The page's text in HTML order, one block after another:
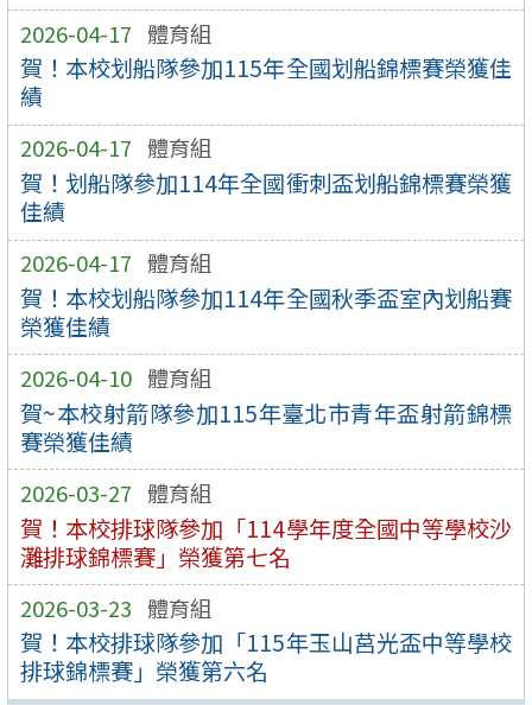
2026-04-17 體育組
賀！本校划船隊參加115年全國划船錦標賽榮獲佳
績
2026-04-17 體育組
賀！划船隊參加114年全國衝刺盃划船錦標賽榮獲
佳績
2026-04-17 體育組
賀！本校划船隊參加114年全國秋季盃室內划船賽
榮獲佳績
2026-04-10 體育組
賀~本校射箭隊參加115年臺北市青年盃射箭錦標
賽榮獲佳績
2026-03-27 體育組
賀！本校排球隊參加「114學年度全國中等學校沙
灘排球錦標賽」榮獲第七名
2026-03-23 體育組
賀！本校排球隊參加「115年玉山莒光盃中等學校
排球錦標賽」榮獲第六名